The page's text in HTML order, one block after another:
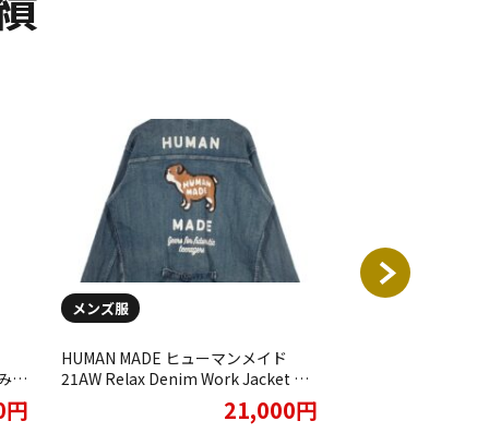
マ
き
メンズ服
HUMAN MADE ヒューマンメイド
21AW Relax Denim Work Jacket リ
ラックスデニム ワークジャケットを
買取させていただきました21,000円